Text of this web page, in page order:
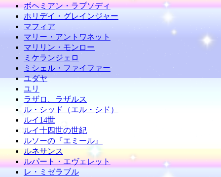
ボヘミアン・ラプソディ
ホリデイ・グレインジャー
マフィア
マリー・アントワネット
マリリン・モンロー
ミケランジェロ
ミシェル・ファイファー
ユダヤ
ユリ
ラザロ、ラザルス
ル・シッド（エル・シド）
ルイ14世
ルイ十四世の世紀
ルソーの『エミール』
ルネサンス
ルパート・エヴェレット
レ・ミゼラブル